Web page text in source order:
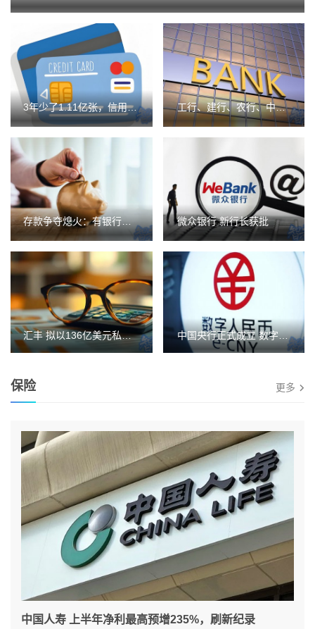
3年少了1.11亿张，信用卡在精不在多 工行、建行、农行、中行等，齐发公告！
存款争夺熄火：有银行下架1年期及以上产品 微众银行 新行长获批
汇丰 拟以136亿美元私有化 恒生银行 中国央行正式成立 数字人民币 国际运营中心，推出三大平台！
保险 更多
中国人寿 上半年净利最高预增235%，刷新纪录